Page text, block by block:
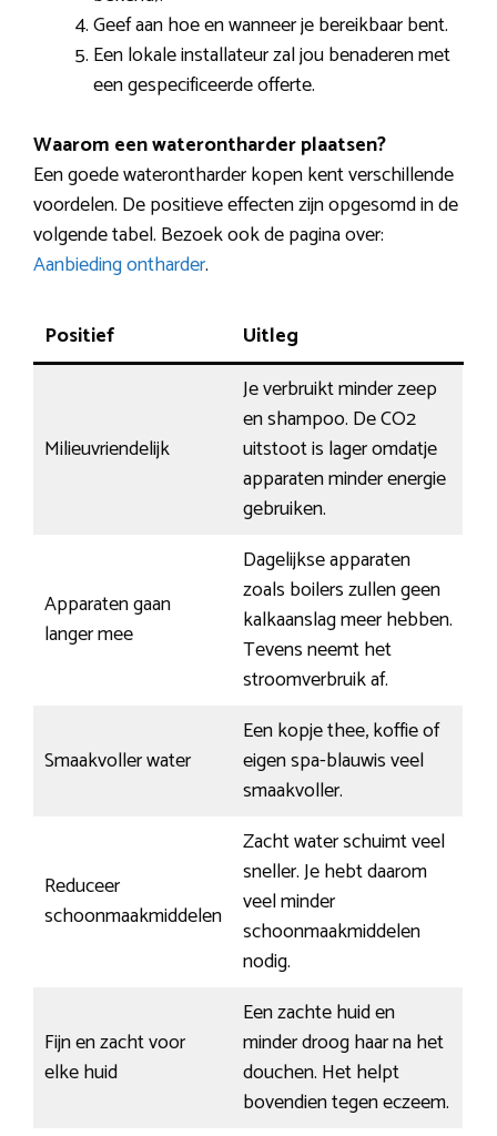
Geef aan hoe en wanneer je bereikbaar bent.
Een lokale installateur zal jou benaderen met
een gespecificeerde offerte.
Waarom een waterontharder plaatsen?
Een goede waterontharder kopen kent verschillende
voordelen. De positieve effecten zijn opgesomd in de
volgende tabel. Bezoek ook de pagina over:
Aanbieding ontharder.
Positief Uitleg
Milieuvriendelijk
Je verbruikt minder zeep
en shampoo. De CO2
uitstoot is lager omdatje
apparaten minder energie
gebruiken.
Apparaten gaan
langer mee
Dagelijkse apparaten
zoals boilers zullen geen
kalkaanslag meer hebben.
Tevens neemt het
stroomverbruik af.
Smaakvoller water
Een kopje thee, koffie of
eigen spa-blauwis veel
smaakvoller.
Reduceer
schoonmaakmiddelen
Zacht water schuimt veel
sneller. Je hebt daarom
veel minder
schoonmaakmiddelen
nodig.
Fijn en zacht voor
elke huid
Een zachte huid en
minder droog haar na het
douchen. Het helpt
bovendien tegen eczeem.